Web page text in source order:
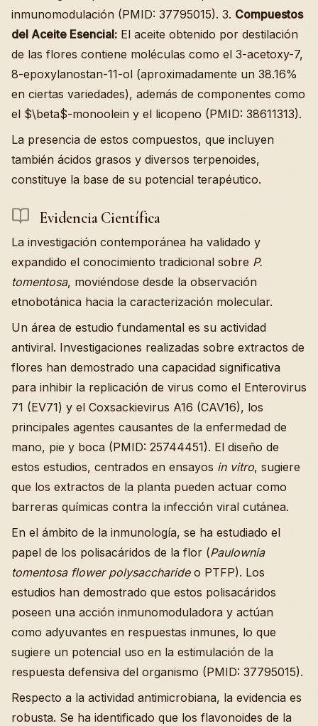
inmunomodulación (PMID: 37795015). 3. Compuestos
del Aceite Esencial: El aceite obtenido por destilación
de las flores contiene moléculas como el 3-acetoxy-7,
8-epoxylanostan-11-ol (aproximadamente un 38.16%
en ciertas variedades), además de componentes como
el $\beta$-monoolein y el licopeno (PMID: 38611313).
La presencia de estos compuestos, que incluyen
también ácidos grasos y diversos terpenoides,
constituye la base de su potencial terapéutico.
Evidencia Científica
La investigación contemporánea ha validado y
expandido el conocimiento tradicional sobre P.
tomentosa, moviéndose desde la observación
etnobotánica hacia la caracterización molecular.
Un área de estudio fundamental es su actividad
antiviral. Investigaciones realizadas sobre extractos de
flores han demostrado una capacidad significativa
para inhibir la replicación de virus como el Enterovirus
71 (EV71) y el Coxsackievirus A16 (CAV16), los
principales agentes causantes de la enfermedad de
mano, pie y boca (PMID: 25744451). El diseño de
estos estudios, centrados en ensayos in vitro, sugiere
que los extractos de la planta pueden actuar como
barreras químicas contra la infección viral cutánea.
En el ámbito de la inmunología, se ha estudiado el
papel de los polisacáridos de la flor (Paulownia
tomentosa flower polysaccharideo PTFP). Los
estudios han demostrado que estos polisacáridos
poseen una acción inmunomoduladora y actúan
como adyuvantes en respuestas inmunes, lo que
sugiere un potencial uso en la estimulación de la
respuesta defensiva del organismo (PMID: 37795015).
Respecto a la actividad antimicrobiana, la evidencia es
robusta. Se ha identificado que los flavonoides de la